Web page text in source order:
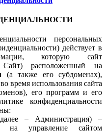
персональных
действует в
которую сайт
расположенный на
(а также его субдоменах),
время использования сайта
его программ и его
конфиденциальности
– Администрация) –
на управление сайтом